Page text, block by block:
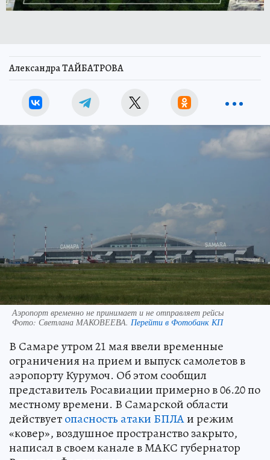
Александра ТАЙБАТРОВА
Аэропорт временно не принимает и не отправляет рейсы
Фото: Светлана МАКОВЕЕВА. Перейти в Фотобанк КП
В Самаре утром 21 мая ввели временные
ограничения на прием и выпуск самолетов в
аэропорту Курумоч. Об этом сообщил
представитель Росавиации примерно в 06.20 по
местному времени. В Самарской области
действуетопасность атаки БПЛАи режим
«ковер», воздушное пространство закрыто,
написал в своем канале в МАКС губернатор